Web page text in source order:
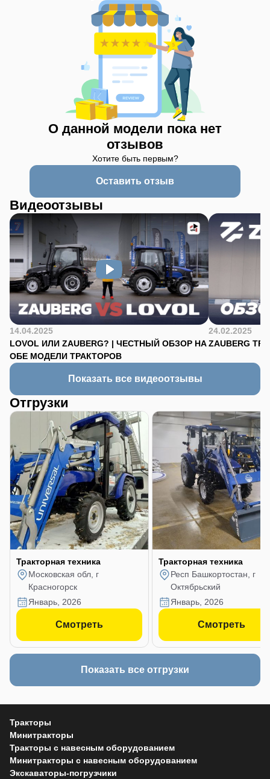
О данной модели пока нет
отзывов
Хотите быть первым?
Оставить отзыв
Видеоотзывы
14.04.2025
LOVOL ИЛИ ZAUBERG? | ЧЕСТНЫЙ ОБЗОР НА
ОБЕ МОДЕЛИ ТРАКТОРОВ
24.02.2025
ZAUBERG
Показать все видеоотзывы
Отгрузки
Тракторная техника
Московская обл, г
Красногорск
январь, 2026
Смотреть
Тракторная техника
Респ Башкортостан, г
Октябрьский
январь, 2026
Смотреть
Показать все отгрузки
Тракторы
Минитракторы
Тракторы с навесным оборудованием
Минитракторы с навесным оборудованием
Экскаваторы-погрузчики